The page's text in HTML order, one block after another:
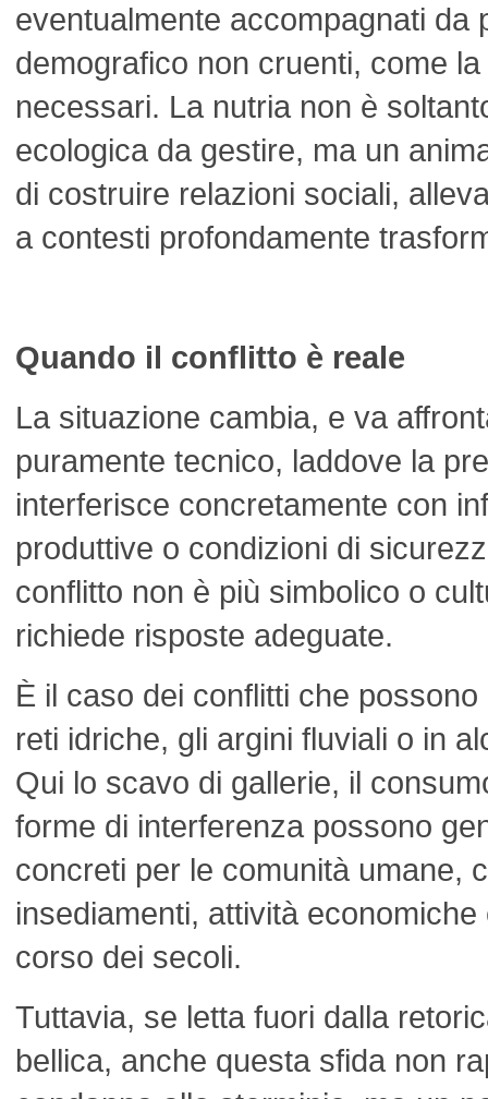
eventualmente accompagnati da
demografico non cruenti, come
necessari. La nutria non è
ecologica da gestire, ma un
di costruire relazioni sociali,
a contesti profondamente
Quando il conflitto è reale
La situazione cambia, e va
puramente tecnico, laddove la
interferisce concretamente con
produttive o condizioni di
conflitto non è più simbolico o
richiede risposte adeguate.
È il caso dei conflitti che
reti idriche, gli argini fluviali o in
Qui lo scavo di gallerie, il
forme di interferenza possono
concreti per le comunità umane,
insediamenti, attività
corso dei secoli.
Tuttavia, se letta fuori dalla
bellica, anche questa sfida non